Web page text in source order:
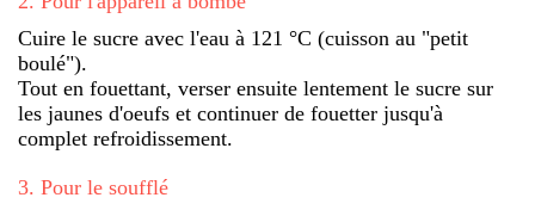
Cuire le sucre avec l'eau à 121 °C (cuisson au "petit
boulé").
Tout en fouettant, verser ensuite lentement le sucre sur
les jaunes d'oeufs et continuer de fouetter jusqu'à
complet refroidissement.
3. Pour le soufflé